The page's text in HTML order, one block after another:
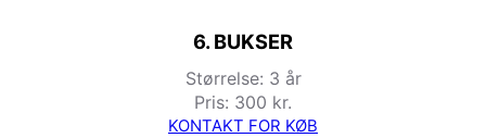
6. BUKSER
Størrelse: 3 år
Pris: 300 kr.
KONTAKT FOR KØB